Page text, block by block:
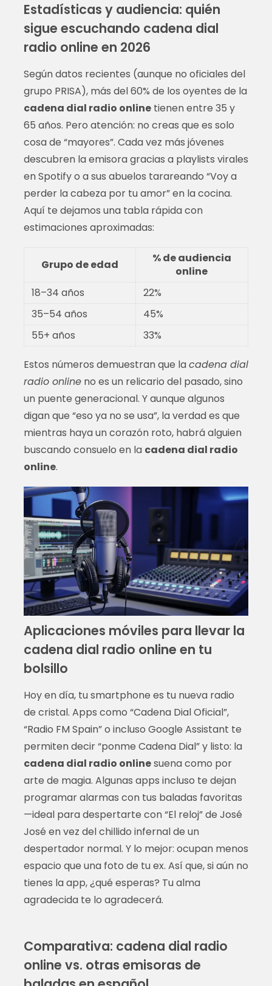
Estadísticas y audiencia: quién
sigue escuchando cadena dial
radio online en 2026
Según datos recientes (aunque no oficiales del
grupo PRISA), más del 60% de los oyentes de la
cadena dial radio onlinetienen entre 35 y
65 años. Pero atención: no creas que es solo
cosa de “mayores”. Cada vez más jóvenes
descubren la emisora gracias a playlists virales
en Spotify o a sus abuelos tarareando “Voy a
perder la cabeza por tu amor” en la cocina.
Aquí te dejamos una tabla rápida con
estimaciones aproximadas:
Grupo de edad
% de audiencia
online
18–34 años
22%
35–54 años
45%
55+ años
33%
Estos números demuestran que lacadena dial
radio onlineno es un relicario del pasado, sino
un puente generacional. Y aunque algunos
digan que “eso ya no se usa”, la verdad es que
mientras haya un corazón roto, habrá alguien
buscando consuelo en la cadena dial radio
online.
Aplicaciones móviles para llevar la
cadena dial radio online en tu
bolsillo
Hoy en día, tu smartphone es tu nueva radio
de cristal. Apps como “Cadena Dial Oficial”,
“Radio FM Spain” o incluso Google Assistant te
permiten decir “ponme Cadena Dial” y listo: la
cadena dial radio onlinesuena como por
arte de magia. Algunas apps incluso te dejan
programar alarmas con tus baladas favoritas
—ideal para despertarte con “El reloj” de José
José en vez del chillido infernal de un
despertador normal. Y lo mejor: ocupan menos
espacio que una foto de tu ex. Así que, si aún no
tienes la app, ¿qué esperas? Tu alma
agradecida te lo agradecerá.
Comparativa: cadena dial radio
online vs. otras emisoras de